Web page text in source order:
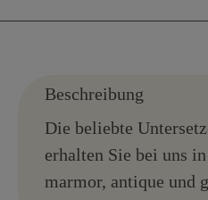
Beschreibung
Die beliebte
erhalten Sie bei uns
marmor, antique und